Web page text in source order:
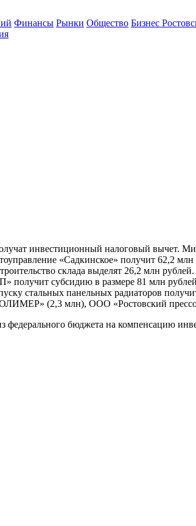
Финансы Рынки Общество Бизнес
инвестиционный налоговый вычет.
«Садкинское» получит 62,2 млн
склада выделят 26,2 млн
субсидию в размере 81 млн
стальных панельных радиаторов
(2,3 млн), ООО «Ростовский
федерального бюджета на компенсацию